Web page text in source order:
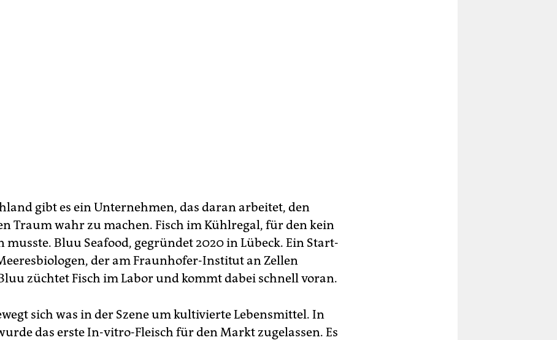
gibt es ein Unternehmen, das daran arbeitet, den
Traum wahr zu machen. Fisch im Kühlregal, für den kein
musste. Bluu Seafood, gegründet 2020 in Lübeck. Ein Start-
der am Fraunhofer-Institut an Zellen
züchtet Fisch im Labor und kommt dabei schnell voran.
sich was in der Szene um kultivierte Lebensmittel. In
das erste In-vitro-Fleisch für den Markt zugelassen. Es